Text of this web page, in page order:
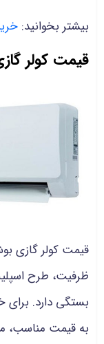
بیشتر بخوانید:
قیمت کولر
قیمت کولر گازی
ظرفیت، طرح
بستگی دارد.
به قیمت مناسب،